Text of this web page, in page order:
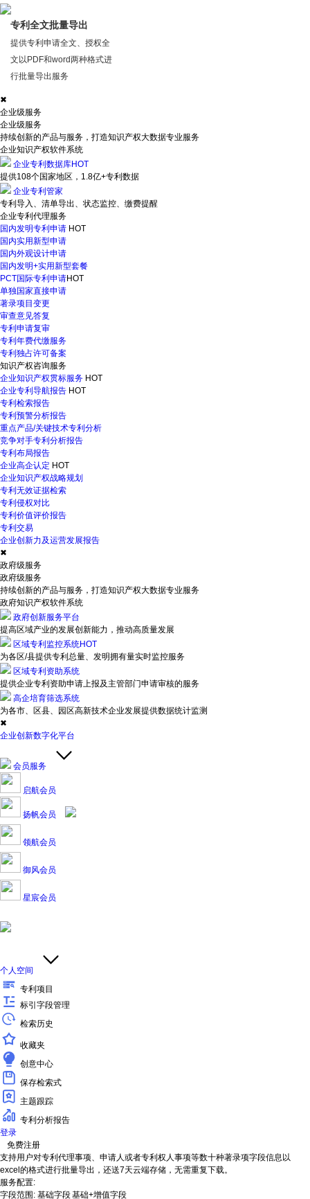
专利全文批量导出
提供专利申请全文、授权全
文以PDF和word两种格式进
行批量导出服务
✖
企业级服务
企业级服务
持续创新的产品与服务，打造知识产权大数据专业服务
企业知识产权软件系统
企业专利数据库HOT
提供108个国家地区，1.8亿+专利数据
企业专利管家
专利导入、清单导出、状态监控、缴费提醒
企业专利代理服务
国内发明专利申请 HOT
国内实用新型申请
国内外观设计申请
国内发明+实用新型套餐
PCT国际专利申请HOT
单独国家直接申请
著录项目变更
审查意见答复
专利申请复审
专利年费代缴服务
专利独占许可备案
知识产权咨询服务
企业知识产权贯标服务 HOT
企业专利导航报告 HOT
专利检索报告
专利预警分析报告
重点产品/关键技术专利分析
竞争对手专利分析报告
专利布局报告
企业高企认定 HOT
企业知识产权战略规划
专利无效证据检索
专利侵权对比
专利价值评价报告
专利交易
企业创新力及运营发展报告
✖
政府级服务
政府级服务
持续创新的产品与服务，打造知识产权大数据专业服务
政府知识产权软件系统
政府创新服务平台
提高区域产业的发展创新能力，推动高质量发展
区域专利监控系统HOT
为各区/县提供专利总量、发明拥有量实时监控服务
区域专利资助系统
提供企业专利资助申请上报及主管部门申请审核的服务
高企培育筛选系统
为各市、区县、园区高新技术企业发展提供数据统计监测
✖
企业创新数字化平台
会员服务
启航会员
扬帆会员
领航会员
御风会员
星宸会员
个人空间
专利项目
标引字段管理
检索历史
收藏夹
创意中心
保存检索式
主题跟踪
专利分析报告
登录
免费注册
支持用户对专利代理事项、申请人或者专利权人事项等数十种著录项字段信息以
excel的格式进行批量导出，还送7天云端存储，无需重复下载。
服务配置:
字段范围: 基础字段基础+增值字段